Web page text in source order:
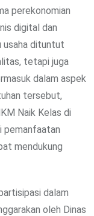
perekonomian
digital dan
usaha dituntut
tetapi juga
dalam aspek
tersebut,
Naik Kelas di
pemanfaatan
mendukung
dalam
oleh Dinas